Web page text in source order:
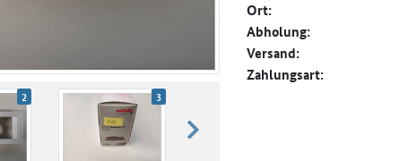
2 3
weiter blättern
Ort:
Abholung:
Versand:
Zahlungsart: